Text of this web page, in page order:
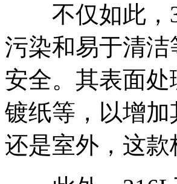
不仅如此，
污染和易于清
安全。其表面
镀纸等，以增
还是室外，这